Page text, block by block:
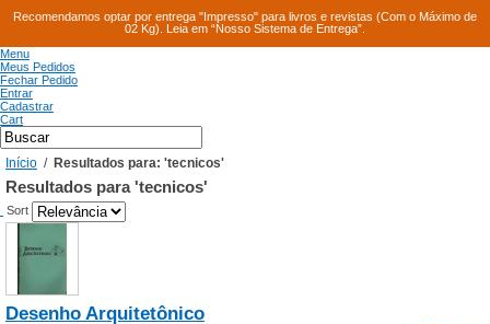
Recomendamos optar por entrega "Impresso" para livros e revistas (Com o Máximo de
02 Kg). Leia em “Nosso Sistema de Entrega”.
Menu
Meus Pedidos
Fechar Pedido
Entrar
Cadastrar
Cart
Início / Resultados para: 'tecnicos'
Resultados para 'tecnicos'
Sort
Desenho Arquitetônico